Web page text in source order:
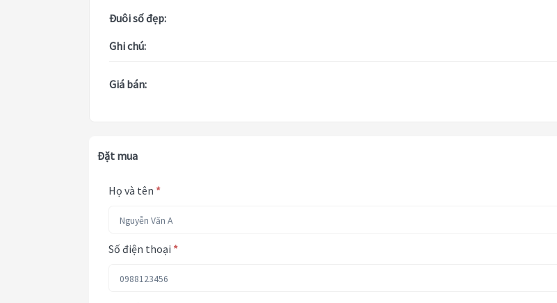
Đuôi số đẹp:
Ghi chú:
Giá bán:
Đặt mua
Họ và tên *
Số điện thoại *